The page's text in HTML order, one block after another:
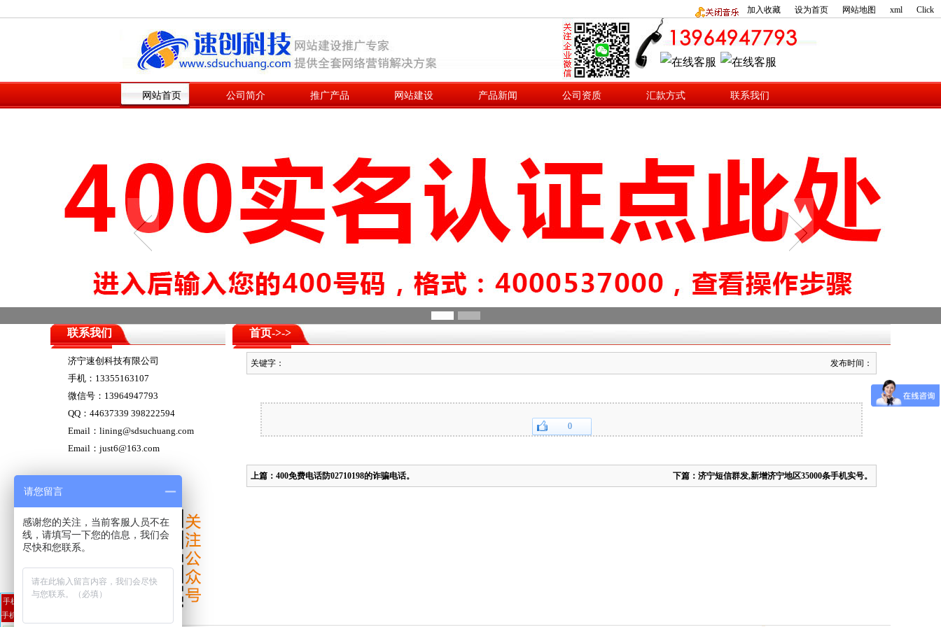
加入收藏 设为首页 网站地图 xml Click
网站首页 公司简介 推广产品 网站建设 产品新闻 公司资质 汇款方式 联系我们
首页->->
关键字： 发布时间：
0
上篇： 400免费电话防02710198的诈骗电话。 下篇： 济宁短信群发,新增济宁地区35000条手机实号。
联系我们
济宁速创科技有限公司
手机：13355163107
微信号：13964947793
QQ：44637339 398222594
Email：lining@sdsuchuang.com
Email：just6@163.com
手机13355163107 QQ44637339
手机13964947793 QQ398222594
请您留言
感谢您的关注，当前客服人员不在
线，请填写一下您的信息，我们会
尽快和您联系。